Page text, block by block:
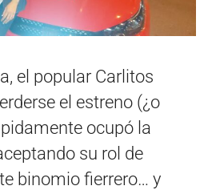
el popular Carlitos
el estreno (¿o
ocupó la
su rol de
binomio fierrero… y